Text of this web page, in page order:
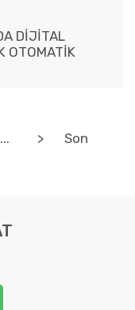
DİJİTAL
OTOMATİK
... > Son